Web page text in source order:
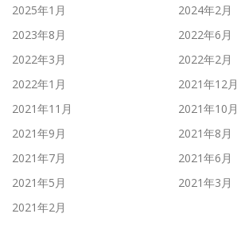
2025年1月
2024年2月
2023年8月
2022年6月
2022年3月
2022年2月
2022年1月
2021年12月
2021年11月
2021年10月
2021年9月
2021年8月
2021年7月
2021年6月
2021年5月
2021年3月
2021年2月